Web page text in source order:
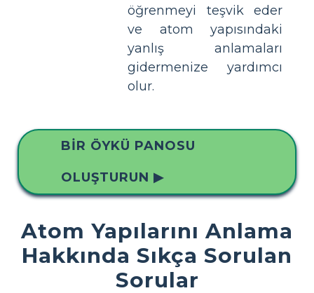
öğrenmeyi teşvik eder
ve atom yapısındaki
yanlış anlamaları
gidermenize yardımcı
olur.
BIR ÖYKÜ PANOSU
OLUŞTURUN ▶
Atom Yapılarını Anlama
Hakkında Sıkça Sorulan
Sorular